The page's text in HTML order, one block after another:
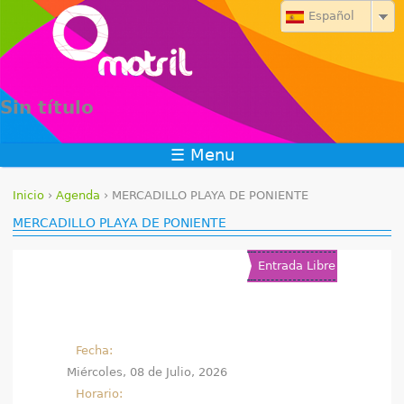
Jump to navigation
Sin título
Español
☰ Menu
S
Inicio ›Agenda › MERCADILLO PLAYA DE PONIENTE
MERCADILLO PLAYA DE PONIENTE
Entrada Libre
Fecha:
Miércoles, 08 de Julio, 2026
Horario: